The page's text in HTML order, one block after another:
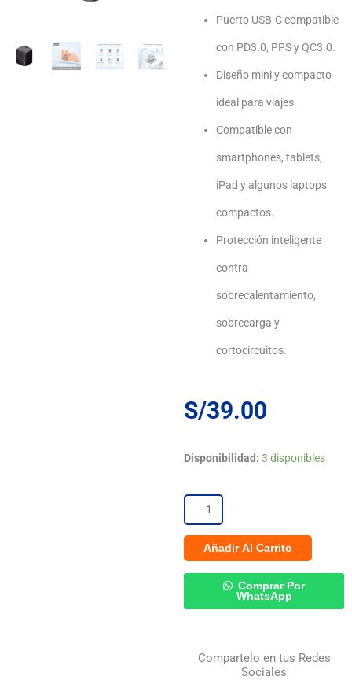
Puerto USB-C compatible
con PD3.0, PPS y QC3.0.
Diseño mini y compacto
ideal para viajes.
Compatible con
smartphones, tablets,
iPad y algunos laptops
compactos.
Protección inteligente
contra
sobrecalentamiento,
sobrecarga y
cortocircuitos.
S/39.00
Disponibilidad: 3 disponibles
Cargador
GaN
Añadir Al Carrito
Comprar Por
WhatsApp
Compartelo en tus Redes
Sociales